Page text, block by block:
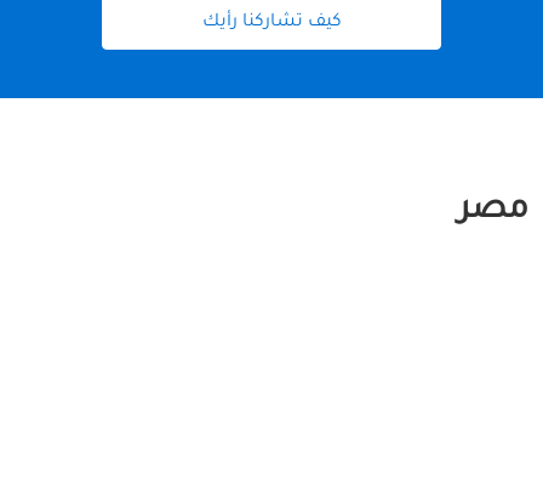
كيف تشاركنا رأيك
مصر